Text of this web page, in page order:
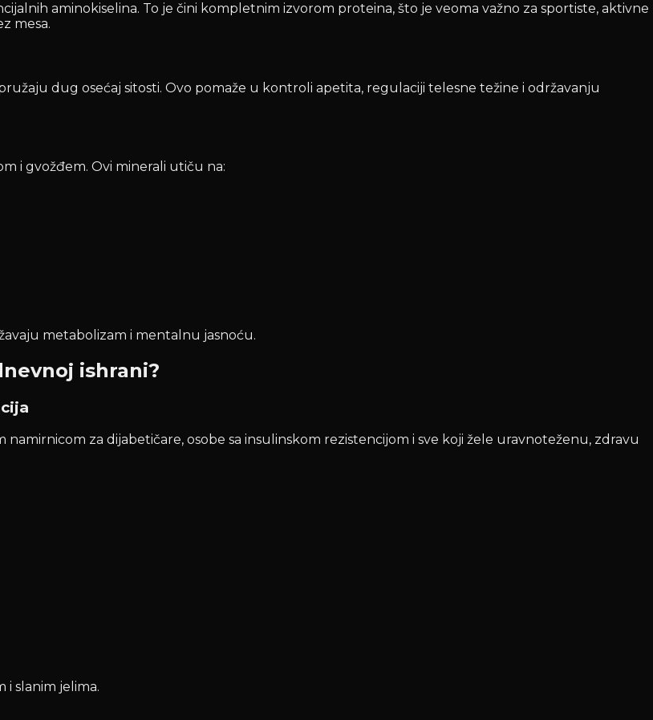
aminokiselina. To je čini kompletnim izvorom proteina, što je veoma važno za sportiste, aktivne
mesa.
dug osećaj sitosti. Ovo pomaže u kontroli apetita, regulaciji telesne težine i održavanju
i gvožđem. Ovi minerali utiču na:
metabolizam i mentalnu jasnoću.
ishrani?
za dijabetičare, osobe sa insulinskom rezistencijom i sve koji žele uravnoteženu, zdravu
i slanim jelima.